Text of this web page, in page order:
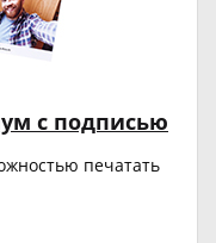
с подписью
печатать